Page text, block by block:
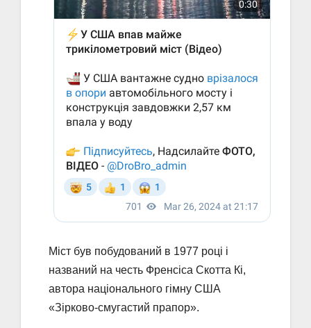
Міст був побудований в 1977 році і
названий на честь Френсіса Скотта Кі,
автора національного гімну США
«Зірково-смугастий прапор».